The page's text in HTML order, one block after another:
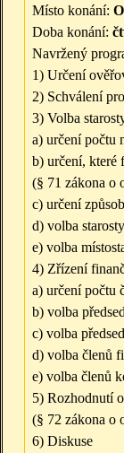
Místo konání:
Doba konání:
Navržený
1) Určení
2) Schválení
3) Volba
a) určení počtu
b) určení, které
(§ 71 zákona o
c) určení
d) volba starosty
e) volba
4) Zřízení
a) určení počtu
b) volba
c) volba
d) volba členů
e) volba členů
5) Rozhodnutí
(§ 72 zákona o
6) Diskuse